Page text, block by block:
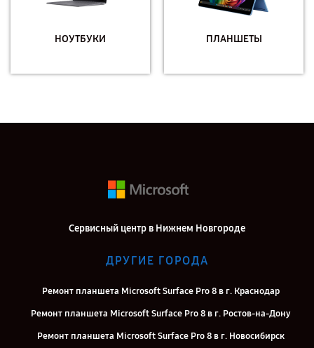
НОУТБУКИ ПЛАНШЕТЫ
Сервисный центр в Нижнем Новгороде
ДРУГИЕ ГОРОДА
Ремонт планшета Microsoft Surface Pro 8 в г. Краснодар
Ремонт планшета Microsoft Surface Pro 8 в г. Ростов-на-Дону
Ремонт планшета Microsoft Surface Pro 8 в г. Новосибирск